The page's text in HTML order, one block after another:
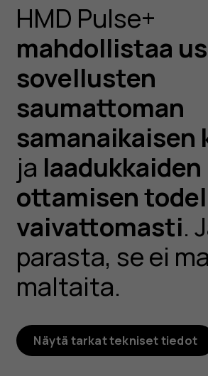
HMD Pulse+
mahdollistaa
sovellusten
saumattoman
samanaikaisen
ja
ottamisen
vaivattomasti.
parasta, se ei
maltaita.
Näytä tarkat tekniset tiedot